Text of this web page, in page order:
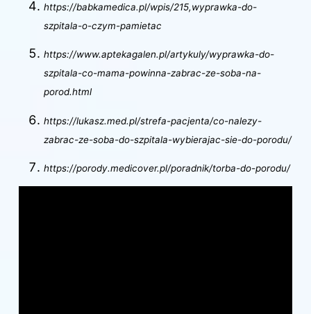
https://babkamedica.pl/wpis/215,wyprawka-do-
szpitala-o-czym-pamietac
https://www.aptekagalen.pl/artykuly/wyprawka-do-
szpitala-co-mama-powinna-zabrac-ze-soba-na-
porod.html
https://lukasz.med.pl/strefa-pacjenta/co-nalezy-
zabrac-ze-soba-do-szpitala-wybierajac-sie-do-porodu/
https://porody.medicover.pl/poradnik/torba-do-porodu/